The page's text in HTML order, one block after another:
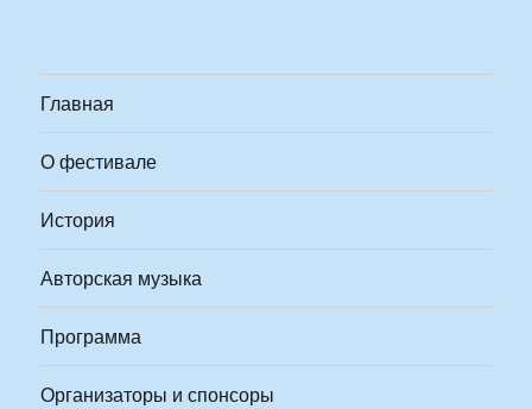
Главная
О фестивале
История
Авторская музыка
Программа
Организаторы и спонсоры